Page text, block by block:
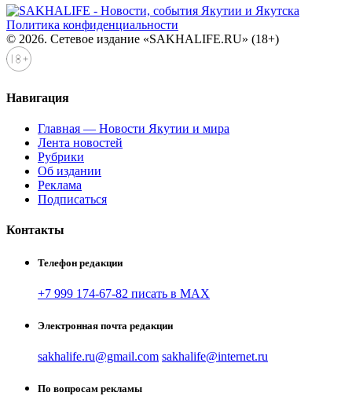
Политика конфиденциальности
© 2026. Сетевое издание «SAKHALIFE.RU» (18+)
Навигация
Главная — Новости Якутии и мира
Лента новостей
Рубрики
Об издании
Реклама
Подписаться
Контакты
Телефон редакции
+7 999 174-67-82 писать в MAX
Электронная почта редакции
sakhalife.ru@gmail.com sakhalife@internet.ru
По вопросам рекламы